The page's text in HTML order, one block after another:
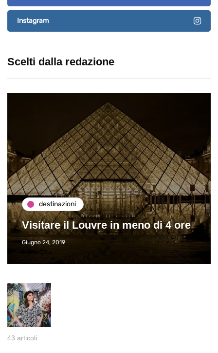
Instagram
Scelti dalla redazione
destinazioni
Visitare il Louvre in meno di 4 ore
Giugno 24, 2019
43 articoli